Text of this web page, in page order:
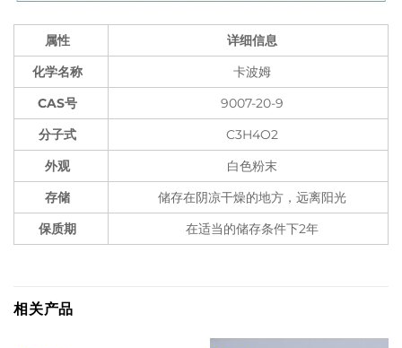
属性
详细信息
化学名称
卡波姆
CAS号
9007-20-9
分子式
C3H4O2
外观
白色粉末
存储
储存在阴凉干燥的地方，远离阳光
保质期
在适当的储存条件下2年
相关产品